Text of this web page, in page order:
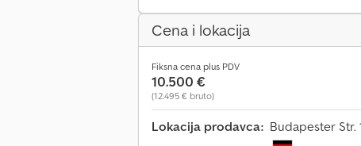
Cena i lokacija
Fiksna cena plus PDV
10.500 €
(12.495 € bruto)
Lokacija prodavca: Budapester Str.